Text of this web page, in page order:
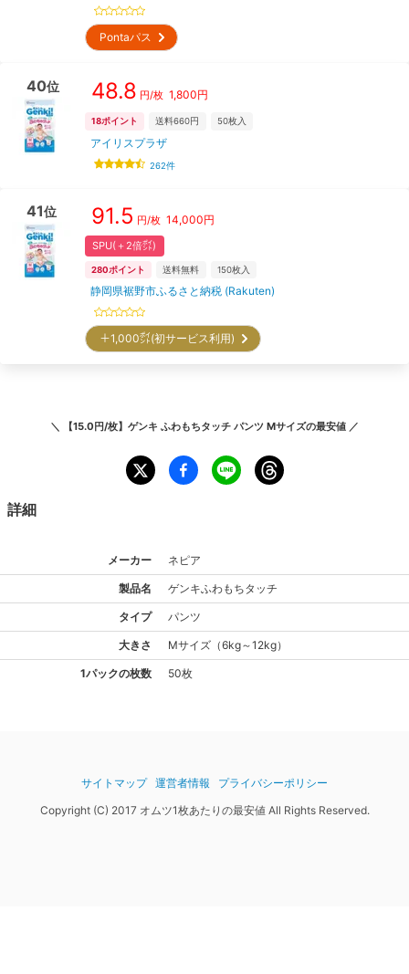
Pontaパス
40位 48.8 円/枚 1,800円
18ポイント 送料660円 50枚入
アイリスプラザ
262件
41位 91.5 円/枚 14,000円
SPU(＋2倍㌽)
280ポイント 送料無料 150枚入
静岡県裾野市ふるさと納税 (Rakuten)
＋1,000㌽(初サービス利用)
＼ 【15.0円/枚】ゲンキ ふわもちタッチ パンツ Mサイズの最安値 ／
詳細
メーカー ネピア
製品名 ゲンキふわもちタッチ
タイプ パンツ
大きさ Mサイズ （6kg～12kg）
1パックの枚数 50枚
サイトマップ 運営者情報
プライバシーポリシー
Copyright (C) 2017 オムツ1枚あたりの最安値 All Rights Reserved.